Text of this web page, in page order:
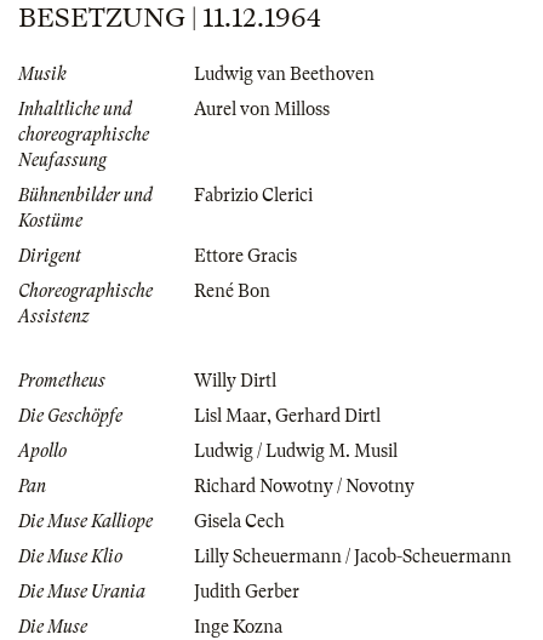
BESETZUNG | 11.12.1964
Musik
Ludwig van Beethoven
Inhaltliche und
choreographische
Neufassung
Aurel von Milloss
Bühnenbilder und
Kostüme
Fabrizio Clerici
Dirigent
Ettore Gracis
Choreographische
Assistenz
René Bon
Prometheus
Willy Dirtl
Die Geschöpfe
Lisl Maar, Gerhard Dirtl
Apollo
Ludwig / Ludwig M. Musil
Pan
Richard Nowotny / Novotny
Die Muse Kalliope
Gisela Cech
Die Muse Klio
Lilly Scheuermann / Jacob-Scheuermann
Die Muse Urania
Judith Gerber
Die Muse
Inge Kozna